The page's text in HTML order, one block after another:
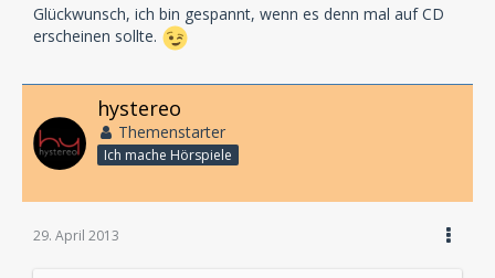
Glückwunsch, ich bin gespannt, wenn es denn mal auf CD
erscheinen sollte.
hystereo
Themenstarter
Ich mache Hörspiele
29. April 2013